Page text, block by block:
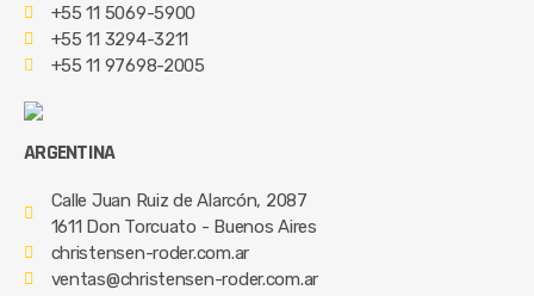
+55 11 5069-5900
+55 11 3294-3211
+55 11 97698-2005
ARGENTINA
Calle Juan Ruiz de Alarcón, 2087
1611 Don Torcuato - Buenos Aires
christensen-roder.com.ar
ventas@christensen-roder.com.ar